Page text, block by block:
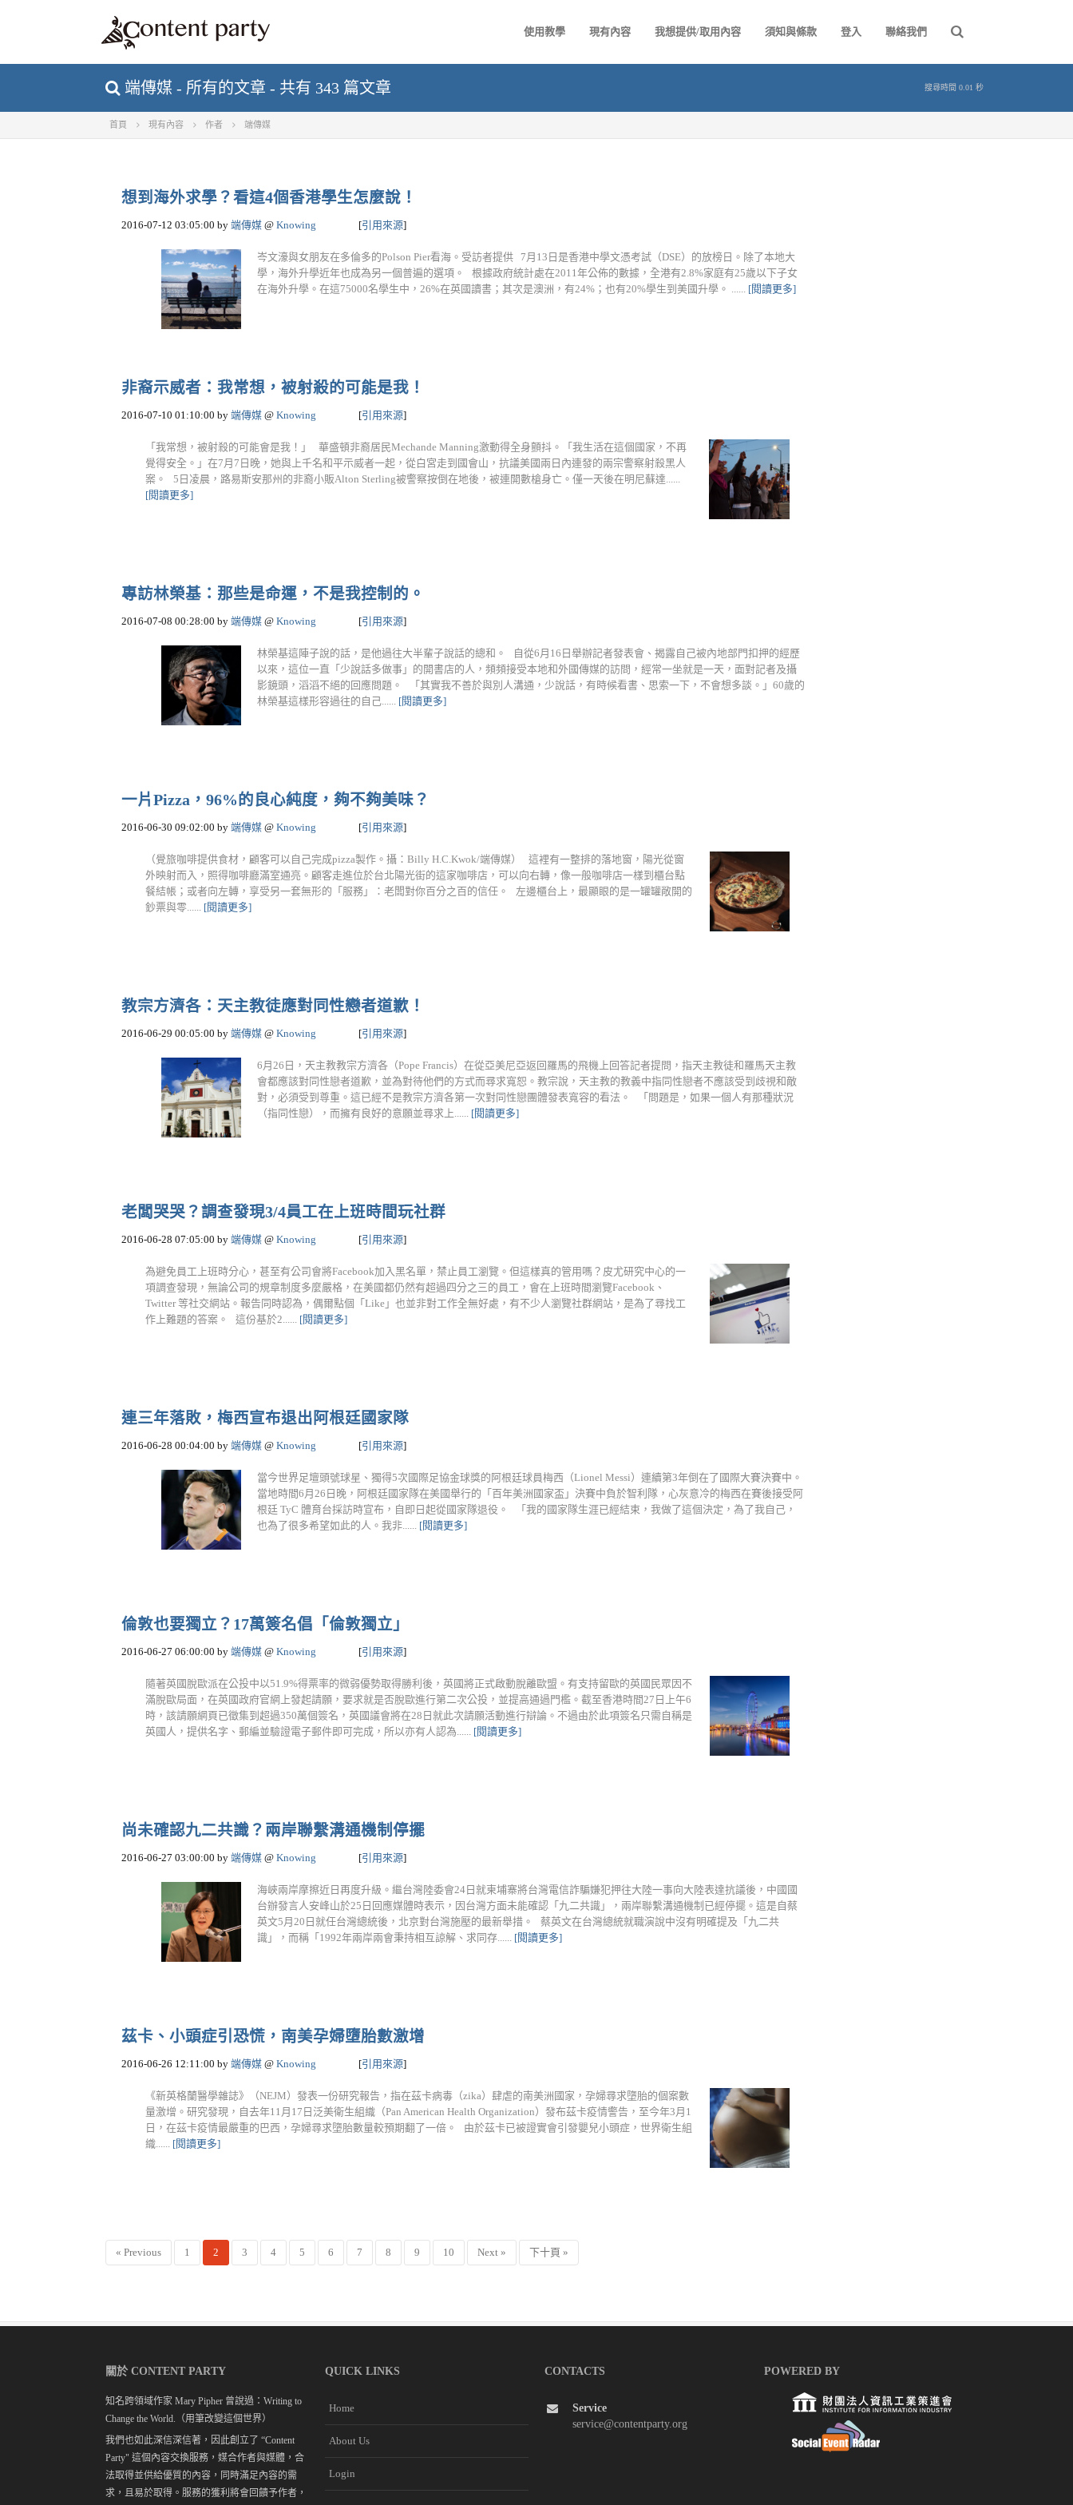
使用教學 現有內容 我想提供/取用內容 須知與條款 登入 聯絡我們
端傳媒 - 所有的文章 - 共有 343 篇文章 搜尋時間 0.01 秒
首頁 現有內容 作者 端傳媒
想到海外求學？看這4個香港學生怎麼說！
2016-07-12 03:05:00 by 端傳媒 @ Knowing [引用來源]
岑文濠與女朋友在多倫多的Polson Pier看海。受訪者提供 7月13日是香港中學文憑考試（DSE）的放榜日。除了本地大
學，海外升學近年也成為另一個普遍的選項。 根據政府統計處在2011年公佈的數據，全港有2.8%家庭有25歲以下子女
在海外升學。在這75000名學生中，26%在英國讀書；其次是澳洲，有24%；也有20%學生到美國升學。 ...... [閱讀更多]
非裔示威者：我常想，被射殺的可能是我！
2016-07-10 01:10:00 by 端傳媒 @ Knowing [引用來源]
「我常想，被射殺的可能會是我！」 華盛頓非裔居民Mechande Manning激動得全身顫抖。「我生活在這個國家，不再
覺得安全。」在7月7日晚，她與上千名和平示威者一起，從白宮走到國會山，抗議美國兩日內連發的兩宗警察射殺黑人
案。 5日凌晨，路易斯安那州的非裔小販Alton Sterling被警察按倒在地後，被連開數槍身亡。僅一天後在明尼蘇達......
[閱讀更多]
專訪林榮基：那些是命運，不是我控制的。
2016-07-08 00:28:00 by 端傳媒 @ Knowing [引用來源]
林榮基這陣子說的話，是他過往大半輩子說話的總和。 自從6月16日舉辦記者發表會、揭露自己被內地部門扣押的經歷
以來，這位一直「少說話多做事」的開書店的人，頻頻接受本地和外國傳媒的訪問，經常一坐就是一天，面對記者及攝
影鏡頭，滔滔不絕的回應問題。 「其實我不善於與別人溝通，少說話，有時候看書、思索一下，不會想多談。」60歲的
林榮基這樣形容過往的自己...... [閱讀更多]
一片Pizza，96%的良心純度，夠不夠美味？
2016-06-30 09:02:00 by 端傳媒 @ Knowing [引用來源]
（覺旅咖啡提供食材，顧客可以自己完成pizza製作。攝：Billy H.C.Kwok/端傳媒） 這裡有一整排的落地窗，陽光從窗
外映射而入，照得咖啡廳滿室通亮。顧客走進位於台北陽光街的這家咖啡店，可以向右轉，像一般咖啡店一樣到櫃台點
餐結帳；或者向左轉，享受另一套無形的「服務」：老闆對你百分之百的信任。 左邊櫃台上，最顯眼的是一罐罐敞開的
鈔票與零...... [閱讀更多]
教宗方濟各：天主教徒應對同性戀者道歉！
2016-06-29 00:05:00 by 端傳媒 @ Knowing [引用來源]
6月26日，天主教教宗方濟各（Pope Francis）在從亞美尼亞返回羅馬的飛機上回答記者提問，指天主教徒和羅馬天主教
會都應該對同性戀者道歉，並為對待他們的方式而尋求寬恕。教宗說，天主教的教義中指同性戀者不應該受到歧視和敵
對，必須受到尊重。這已經不是教宗方濟各第一次對同性戀團體發表寬容的看法。 「問題是，如果一個人有那種狀況
（指同性戀），而擁有良好的意願並尋求上...... [閱讀更多]
老闆哭哭？調查發現3/4員工在上班時間玩社群
2016-06-28 07:05:00 by 端傳媒 @ Knowing [引用來源]
為避免員工上班時分心，甚至有公司會將Facebook加入黑名單，禁止員工瀏覽。但這樣真的管用嗎？皮尤研究中心的一
項調查發現，無論公司的規章制度多麼嚴格，在美國都仍然有超過四分之三的員工，會在上班時間瀏覽Facebook、
Twitter 等社交網站。報告同時認為，偶爾點個「Like」也並非對工作全無好處，有不少人瀏覽社群網站，是為了尋找工
作上難題的答案。 這份基於2...... [閱讀更多]
連三年落敗，梅西宣布退出阿根廷國家隊
2016-06-28 00:04:00 by 端傳媒 @ Knowing [引用來源]
當今世界足壇頭號球星、獨得5次國際足協金球獎的阿根廷球員梅西（Lionel Messi）連續第3年倒在了國際大賽決賽中。
當地時間6月26日晚，阿根廷國家隊在美國舉行的「百年美洲國家盃」決賽中負於智利隊，心灰意冷的梅西在賽後接受阿
根廷 TyC 體育台採訪時宣布，自即日起從國家隊退役。 「我的國家隊生涯已經結束，我做了這個決定，為了我自己，
也為了很多希望如此的人。我非...... [閱讀更多]
倫敦也要獨立？17萬簽名倡「倫敦獨立」
2016-06-27 06:00:00 by 端傳媒 @ Knowing [引用來源]
隨著英國脫歐派在公投中以51.9%得票率的微弱優勢取得勝利後，英國將正式啟動脫離歐盟。有支持留歐的英國民眾因不
滿脫歐局面，在英國政府官網上發起請願，要求就是否脫歐進行第二次公投，並提高通過門檻。截至香港時間27日上午6
時，該請願網頁已徵集到超過350萬個簽名，英國議會將在28日就此次請願活動進行辯論。不過由於此項簽名只需自稱是
英國人，提供名字、郵編並驗證電子郵件即可完成，所以亦有人認為...... [閱讀更多]
尚未確認九二共識？兩岸聯繫溝通機制停擺
2016-06-27 03:00:00 by 端傳媒 @ Knowing [引用來源]
海峽兩岸摩擦近日再度升級。繼台灣陸委會24日就柬埔寨將台灣電信詐騙嫌犯押往大陸一事向大陸表達抗議後，中國國
台辦發言人安峰山於25日回應媒體時表示，因台灣方面未能確認「九二共識」，兩岸聯繫溝通機制已經停擺。這是自蔡
英文5月20日就任台灣總統後，北京對台灣施壓的最新舉措。 蔡英文在台灣總統就職演說中沒有明確提及「九二共
識」，而稱「1992年兩岸兩會秉持相互諒解、求同存...... [閱讀更多]
茲卡、小頭症引恐慌，南美孕婦墮胎數激增
2016-06-26 12:11:00 by 端傳媒 @ Knowing [引用來源]
《新英格蘭醫學雜誌》（NEJM）發表一份研究報告，指在茲卡病毒（zika）肆虐的南美洲國家，孕婦尋求墮胎的個案數
量激增。研究發現，自去年11月17日泛美衛生組織（Pan American Health Organization）發布茲卡疫情警告，至今年3月1
日，在茲卡疫情最嚴重的巴西，孕婦尋求墮胎數量較預期翻了一倍。 由於茲卡已被證實會引發嬰兒小頭症，世界衛生組
織...... [閱讀更多]
« Previous 1 2 3 4 5 6 7 8 9 10 Next » 下十頁 »
關於 CONTENT PARTY
知名跨領域作家 Mary Pipher 曾說過：Writing to
Change the World.（用筆改變這個世界）
我們也如此深信深信著，因此創立了 “Content
Party" 這個內容交換服務，媒合作者與媒體，合
法取得並供給優質的內容，同時滿足內容的需
求，且易於取得。服務的獲利將會回饋予作者，
QUICK LINKS
Home
About Us
Login
CONTACTS
Service
service@contentparty.org
POWERED BY